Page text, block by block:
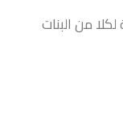
من البنات